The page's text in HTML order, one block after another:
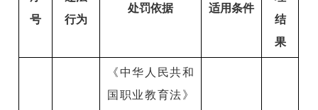
号
行为
处罚依据 适用条件
结
果
《中华人民共和
国职业教育法》